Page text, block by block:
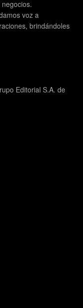
voz a
brindándoles
Editorial S.A. de